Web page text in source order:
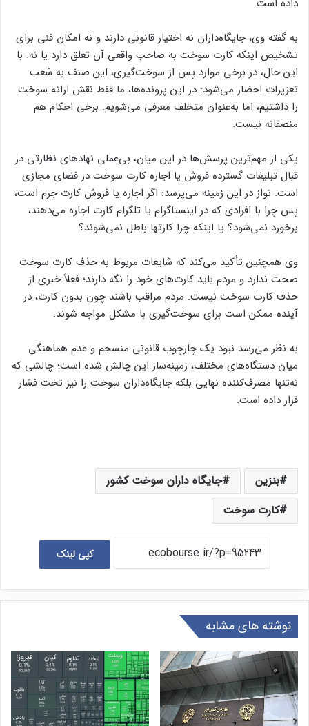
داده است.
به گفته وی، جایگاه‌داران نه اختیار قانونی دارند و نه امکان فنی برای
تشخیص اینکه کارت سوخت به صاحب واقعی آن تعلق دارد یا نه. با
این حال، در برخی موارد پس از سوخت‌گیری، این صنف به شعب
تعزیرات احضار می‌شود: در این پرونده‌ها، ما فقط نقش ارائه سوخت
را داشتیم، اما به‌عنوان متخلف معرفی می‌شویم. برخی احکام هم
منصفانه نیست.
یکی از مهم‌ترین پرسش‌ها در این میان، بی‌عملی نهادهای نظارتی در
قبال تبلیغات گسترده فروش یا اجاره کارت سوخت در فضای مجازی
است. نواز در این زمینه می‌پرسد: اگر اجاره یا فروش کارت جرم است،
پس چرا با افرادی که در اینستاگرام یا تلگرام کارت اجاره می‌دهند،
برخورد نمی‌شود؟ یا اینکه چرا کارتها باطل نمی‌شوند؟
وی همچنین تأکید می‌کند که شایعات مربوط به حذف کارت سوخت
صحت ندارد و مردم باید کارت‌های خود را نگه دارند؛ فعلاً خبری از
حذف کارت سوخت نیست. مردم مراقب باشند چون بدون کارت، در
آینده ممکن است برای سوخت‌گیری با مشکل مواجه شوند.
به نظر می‌رسد نبود یک چارچوب قانونی منسجم و عدم هماهنگی
میان دستگاه‌های مختلف، زمینه‌ساز این چالش شده است؛ چالشی که
نه‌تنها مصرف‌کننده نهایی بلکه جایگاه‌داران سوخت را نیز تحت فشار
قرار داده است.
بنزین
جایگاه داران سوخت کشور
کارت سوخت
کپی لینک
نوشته های مشابه